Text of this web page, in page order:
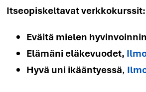
Itseopiskeltavat verkkokurssit:
Eväitä mielen
Elämäni eläkevuodet,
Hyvä uni ikääntyessä,